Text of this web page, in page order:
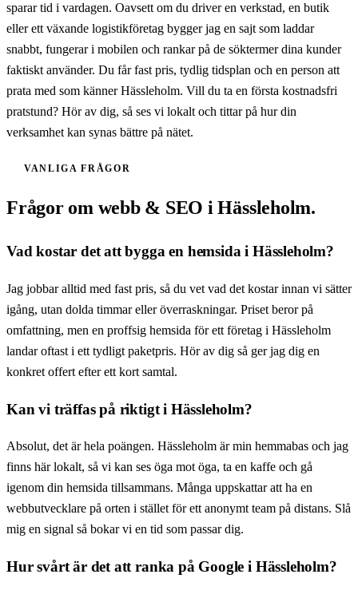
sparar tid i vardagen. Oavsett om du driver en verkstad, en butik
eller ett växande logistikföretag bygger jag en sajt som laddar
snabbt, fungerar i mobilen och rankar på de söktermer dina kunder
faktiskt använder. Du får fast pris, tydlig tidsplan och en person att
prata med som känner Hässleholm. Vill du ta en första kostnadsfri
pratstund? Hör av dig, så ses vi lokalt och tittar på hur din
verksamhet kan synas bättre på nätet.
VANLIGA FRÅGOR
Frågor om webb & SEO i Hässleholm.
Vad kostar det att bygga en hemsida i Hässleholm?
Jag jobbar alltid med fast pris, så du vet vad det kostar innan vi sätter
igång, utan dolda timmar eller överraskningar. Priset beror på
omfattning, men en proffsig hemsida för ett företag i Hässleholm
landar oftast i ett tydligt paketpris. Hör av dig så ger jag dig en
konkret offert efter ett kort samtal.
Kan vi träffas på riktigt i Hässleholm?
Absolut, det är hela poängen. Hässleholm är min hemmabas och jag
finns här lokalt, så vi kan ses öga mot öga, ta en kaffe och gå
igenom din hemsida tillsammans. Många uppskattar att ha en
webbutvecklare på orten i stället för ett anonymt team på distans. Slå
mig en signal så bokar vi en tid som passar dig.
Hur svårt är det att ranka på Google i Hässleholm?